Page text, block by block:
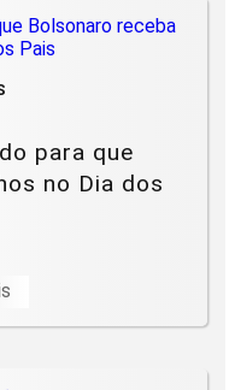
para que
no Dia dos